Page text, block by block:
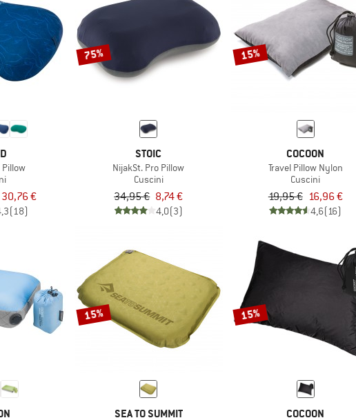
€
(18)
75%
STOIC
NijakSt. Pro Pillow
Cuscini
34,95 € 8,74 €
4,0(3)
15%
COCOON
Travel Pillow Nylon
Cuscini
19,95 € 16,96 €
4,6(16)
15%
SEA TO SUMMIT
15%
COCOON